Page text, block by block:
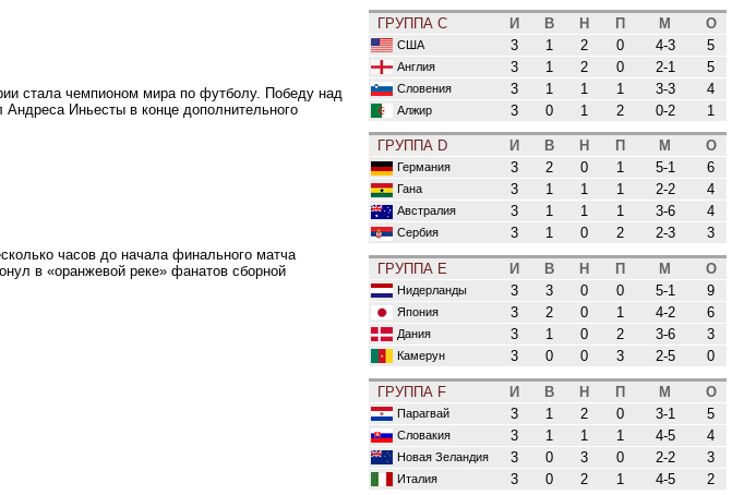
стала чемпионом мира по футболу. Победу над
Иньесты в конце дополнительного
часов до начала финального матча
в «оранжевой реке» фанатов сборной
ГРУППА C И В Н П М О
США 3 1 2 0 4-3 5
Англия 3 1 2 0 2-1 5
Словения 3 1 1 1 3-3 4
Алжир 3 0 1 2 0-2 1
ГРУППА D И В Н П М О
Германия 3 2 0 1 5-1 6
Гана 3 1 1 1 2-2 4
Австралия 3 1 1 1 3-6 4
Сербия 3 1 0 2 2-3 3
ГРУППА E И В Н П М О
Нидерланды 3 3 0 0 5-1 9
Япония 3 2 0 1 4-2 6
Дания 3 1 0 2 3-6 3
Камерун 3 0 0 3 2-5 0
ГРУППА F И В Н П М О
Парагвай 3 1 2 0 3-1 5
Словакия 3 1 1 1 4-5 4
Новая Зеландия 3 0 3 0 2-2 3
Италия 3 0 2 1 4-5 2